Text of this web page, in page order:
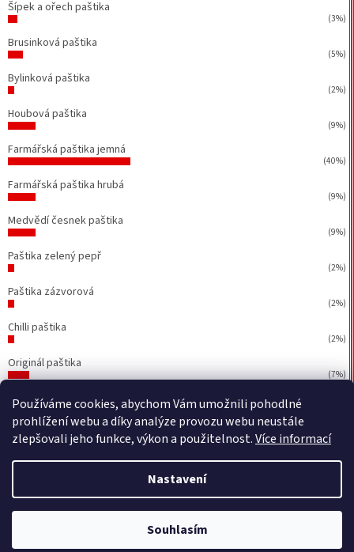
Používáme cookies, abychom Vám umožnili pohodlné
prohlížení webu a díky analýze provozu webu neustále
zlepšovali jeho funkce, výkon a použitelnost.Více informací
Nastavení
Souhlasím
Šípek a ořech paštika
(3%)
Brusinková paštika
(5%)
Bylinková paštika
(2%)
Houbová paštika
(9%)
Farmářská paštika jemná
(40%)
Farmářská paštika hrubá
(9%)
Medvědí česnek paštika
(9%)
Paštika zelený pepř
(2%)
Paštika zázvorová
(2%)
Chilli paštika
(2%)
Originál paštika
(7%)
Počet hlasů:43
Copyright 2026Petr Walla - Poctivé paštiky a jiné dobrůtky.
Všechna práva vyhrazena.Upravit nastavení cookies